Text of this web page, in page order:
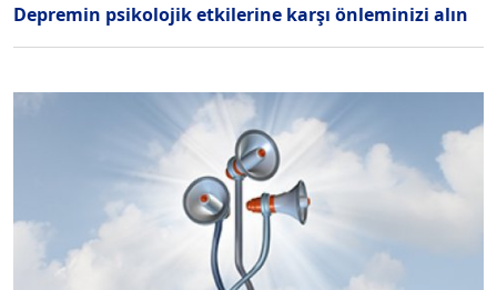
Depremin psikolojik etkilerine karşı önleminizi alın